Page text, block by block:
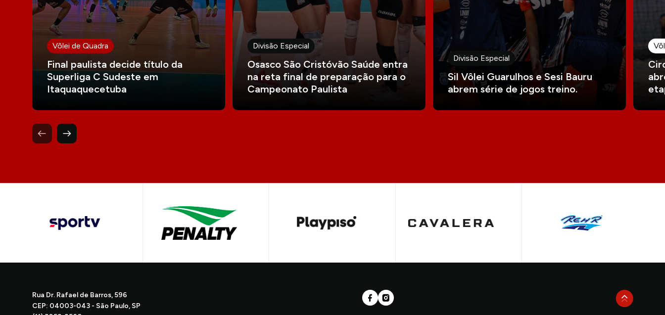
Vôlei de Quadra
Final paulista decide título da
Superliga C Sudeste em
Itaquaquecetuba
Divisão Especial
Osasco São Cristóvão Saúde entra
na reta final de preparação para o
Campeonato Paulista
Divisão Especial
Sil Vôlei Guarulhos e Sesi Bauru
abrem série de jogos treino.
Rua Dr. Rafael de Barros, 596
CEP: 04003-043 - São Paulo, SP